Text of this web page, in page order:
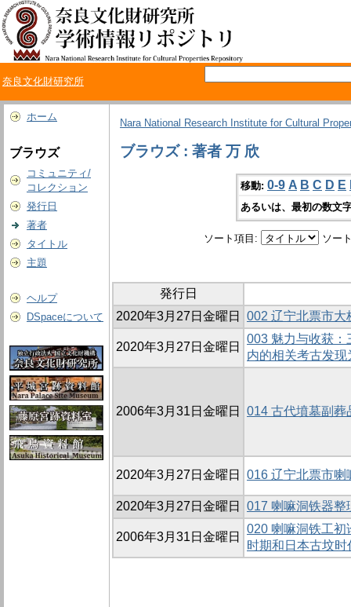
奈良文化財研究所
ホーム
ブラウズ
コミュニティ/
コレクション
発行日
著者
タイトル
主題
ヘルプ
DSpaceについて
Nara National Research Institute for Cultural
ブラウズ : 著者 万 欣
移動: 0-9 A B C D E
あるいは、最初の数文
ソート項目: ソー
発行日
2020年3月27日金曜日
002 辽宁北票市大
2020年3月27日金曜日
003 魅力与收获
内的相关考古发现
2006年3月31日金曜日 014 古代墳墓副葬
2020年3月27日金曜日 016 辽宁北票市喇
2020年3月27日金曜日 017 喇嘛洞铁器整
2006年3月31日金曜日
020 喇嘛洞铁工初
时期和日本古坟